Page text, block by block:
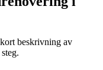
beskrivning av